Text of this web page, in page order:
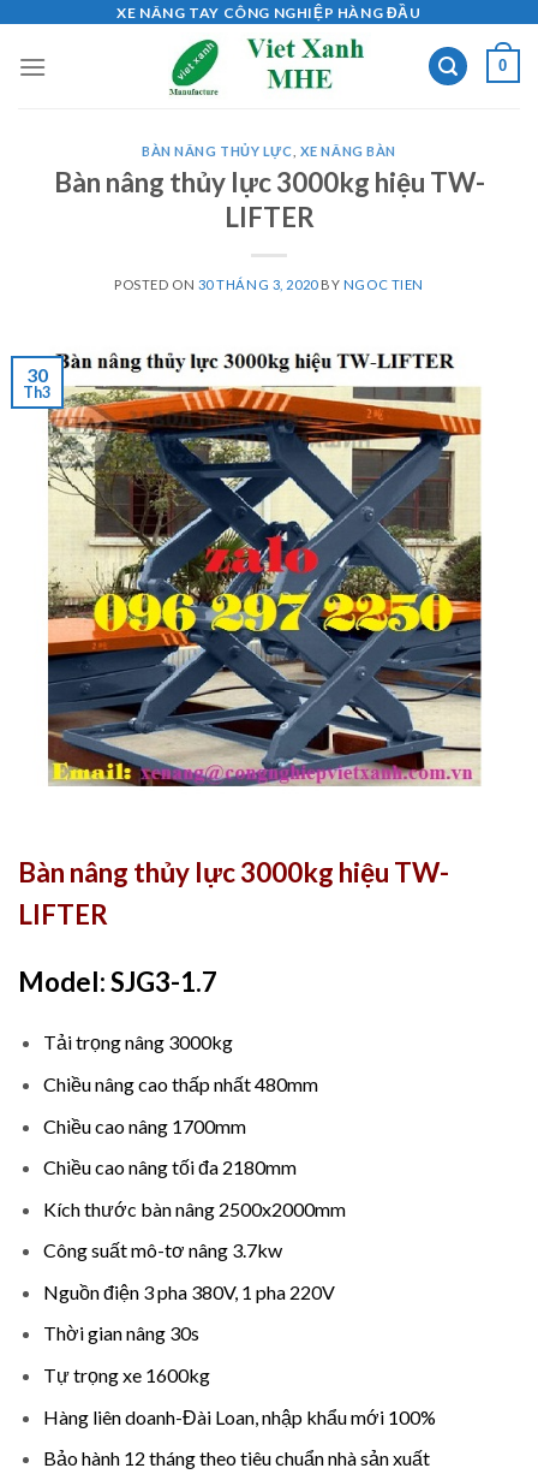
content
XE NÂNG TAY CÔNG NGHIỆP HÀNG ĐẦU
0
BÀN NÂNG THỦY LỰC XE NÂNG BÀN
Bàn nâng thủy lực 3000kg hiệu TW-
LIFTER
POSTED ON 30 THÁNG 3, 2020BY NGOC TIEN
30
Th3
Bàn nâng thủy lực 3000kg hiệu TW-
LIFTER
Model: SJG3-1.7
Tải trọng nâng 3000kg
Chiều nâng cao thấp nhất 480mm
Chiều cao nâng 1700mm
Chiều cao nâng tối đa 2180mm
Kích thước bàn nâng 2500x2000mm
Công suất mô-tơ nâng 3.7kw
Nguồn điện 3 pha 380V, 1 pha 220V
Thời gian nâng 30s
Tự trọng xe 1600kg
Hàng liên doanh-Đài Loan, nhập khẩu mới 100%
Bảo hành 12 tháng theo tiêu chuẩn nhà sản xuất